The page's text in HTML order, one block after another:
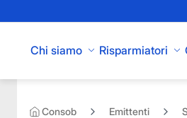
Chi siamo Risparmiatori
Consob Emittenti